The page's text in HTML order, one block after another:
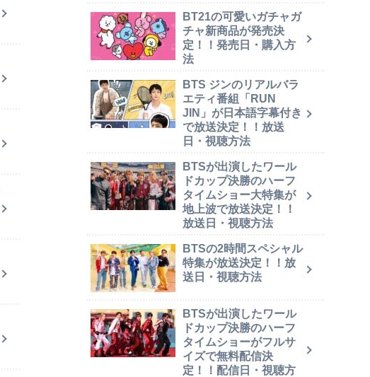
BT21の可愛いガチャガ
チャ新商品が発売決
定！！発売日・購入方
法
BTS ジンのリアルバラ
エティ番組「RUN
JIN」が日本語字幕付き
で放送決定！！放送
日・視聴方法
BTSが出演したワール
ドカップ決勝のハーフ
タイムショー大特集が
地上波で放送決定！！
放送日・視聴方法
BTSの2時間スペシャル
特集が放送決定！！放
送日・視聴方法
BTSが出演したワール
ドカップ決勝のハーフ
タイムショーがフルサ
イズで無料配信決
定！！配信日・視聴方